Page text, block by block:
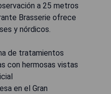
a 25 metros
Brasserie ofrece
y nórdicos.
de tratamientos
con hermosas vistas
en el Gran